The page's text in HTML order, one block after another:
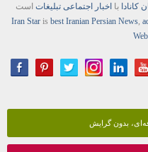
کانادا بااخبار اجتماعی تبلیغات است
Iran Staris best Iranian Persian News,
Web
بدون گرایش